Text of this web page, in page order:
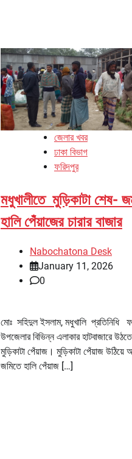
জেলার খবর
ঢাকা বিভাগ
ফরিদপুর
মধুখালীতে মুড়িকাটা শেষ-
হালি পেঁয়াজের চারার বাজার
Nabochatona Desk
January 11, 2026
0
মোঃ সহিদুল ইসলাম, মধুখালি প্রতিনিধি
উপজেলার বিভিন্ন এলাকার হাটবাজারে
মুড়িকাটা পেঁয়াজ। মুড়িকাটা পেঁয়াজ
জমিতে হালি পেঁয়াজ […]